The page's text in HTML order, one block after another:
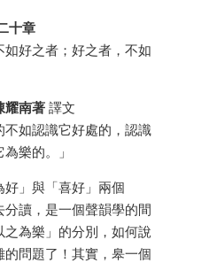
十章
好之者；好之者，不如
耀南著 譯文
如認識它好處的，認識
樂的。」
」與「喜好」兩個
分讀，是一個聲韻學的間
之為樂」的分別，如何說
問題了！其實，皋一個